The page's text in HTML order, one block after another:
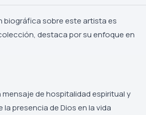
biográfica sobre este artista es
destaca por su enfoque en
de hospitalidad espiritual y
presencia de Dios en la vida